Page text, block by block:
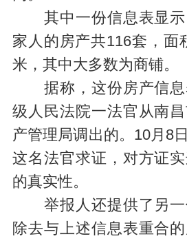
其中一份信息表显示
家人的房产共116套，面
米，其中大多数为商铺。
据称，这份房产信息
级人民法院一法官从南
产管理局调出的。10月8
这名法官求证，对方证
的真实性。
举报人还提供了另一
除去与上述信息表重合